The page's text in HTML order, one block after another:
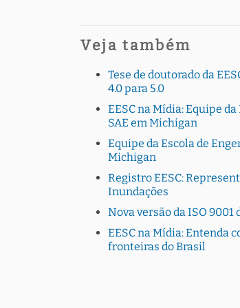
Veja também
Tese de doutorado da
4.0 para 5.0
EESC na Mídia: Equipe
SAE em Michigan
Equipe da Escola de
Michigan
Registro EESC:
Inundações
Nova versão da ISO
EESC na Mídia: Entenda
fronteiras do Brasil